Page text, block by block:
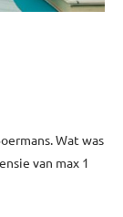
Wat was
van max 1